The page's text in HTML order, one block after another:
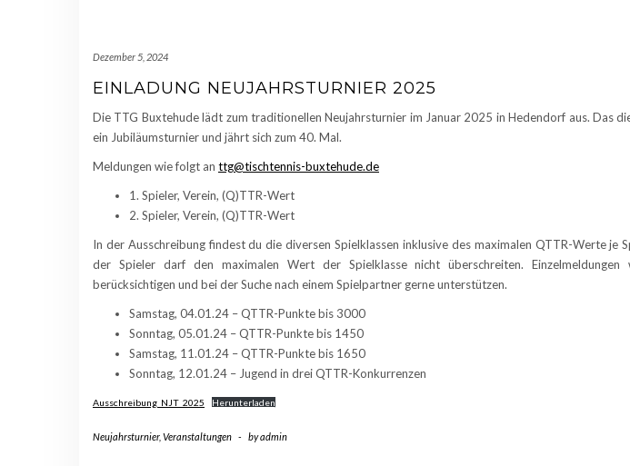
Dezember 5, 2024
EINLADUNG NEUJAHRSTURNIER 2025
Die TTG Buxtehude lädt zum traditionellen Neujahrsturnier im Januar 2025 in Hedendorf aus. Das
ein Jubiläumsturnier und jährt sich zum 40. Mal.
Meldungen wie folgt an ttg@tischtennis-buxtehude.de
1. Spieler, Verein, (Q)TTR-Wert
2. Spieler, Verein, (Q)TTR-Wert
In der Ausschreibung findest du die diversen Spielklassen inklusive des maximalen QTTR-Werte je
der Spieler darf den maximalen Wert der Spielklasse nicht überschreiten. Einzelmeldungen
berücksichtigen und bei der Suche nach einem Spielpartner gerne unterstützen.
Samstag, 04.01.24 – QTTR-Punkte bis 3000
Sonntag, 05.01.24 – QTTR-Punkte bis 1450
Samstag, 11.01.24 – QTTR-Punkte bis 1650
Sonntag, 12.01.24 – Jugend in drei QTTR-Konkurrenzen
Ausschreibung_NJT_2025 Herunterladen
Neujahrsturnier, Veranstaltungen - byadmin